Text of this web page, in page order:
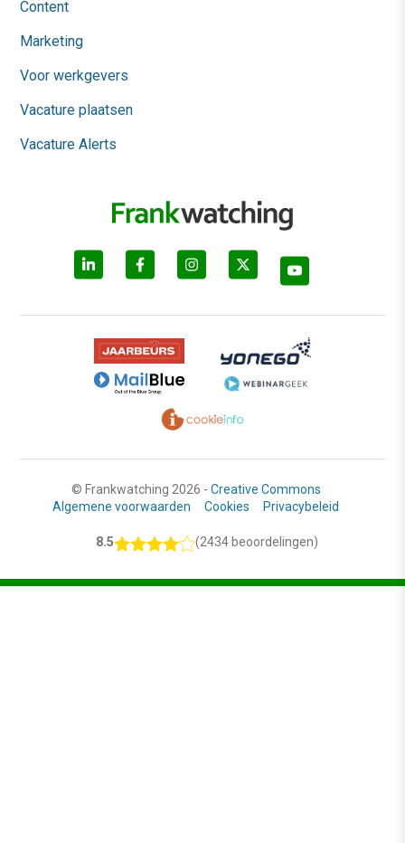
Content
Marketing
Voor werkgevers
Vacature plaatsen
Vacature Alerts
© Frankwatching 2026 - Creative Commons
Algemene voorwaarden
Cookies Privacybeleid
8.5 (2434 beoordelingen)